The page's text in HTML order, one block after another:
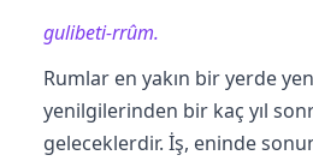
gulibeti-rrûm.
Rumlar en yakın bir yerde
yenilgilerinden bir kaç yıl
geleceklerdir. İş, eninde